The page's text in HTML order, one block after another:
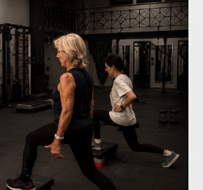
a personas que se
que tienen alguna
una atención muy
por sus necesidades.